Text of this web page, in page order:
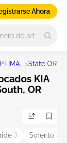
Ahora
>State OR
KIA
OR
3 Sorento 3